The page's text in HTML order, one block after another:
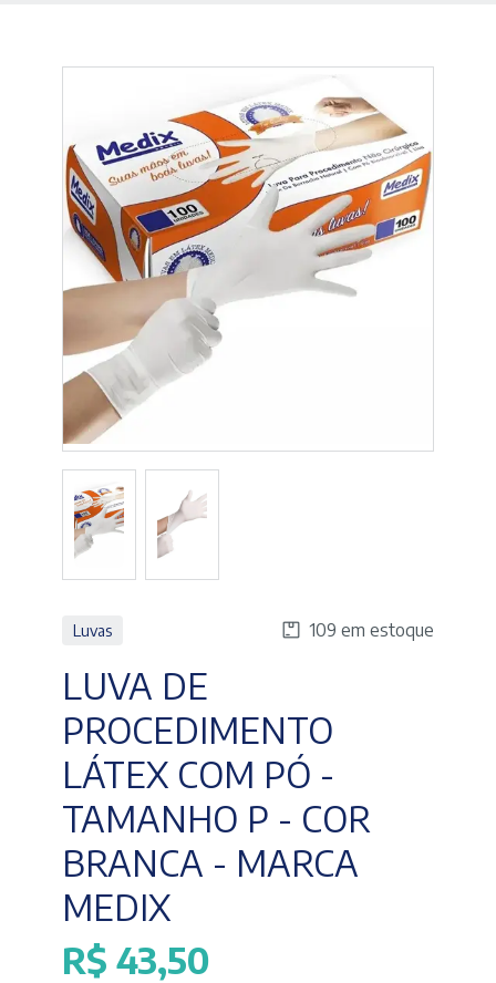
Luvas 109 em estoque
LUVA DE
PROCEDIMENTO
LÁTEX COM PÓ -
TAMANHO P - COR
BRANCA - MARCA
MEDIX
R$ 43,50